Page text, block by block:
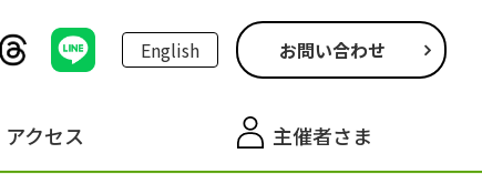
English お問い合わせ
アクセス 主催者さま